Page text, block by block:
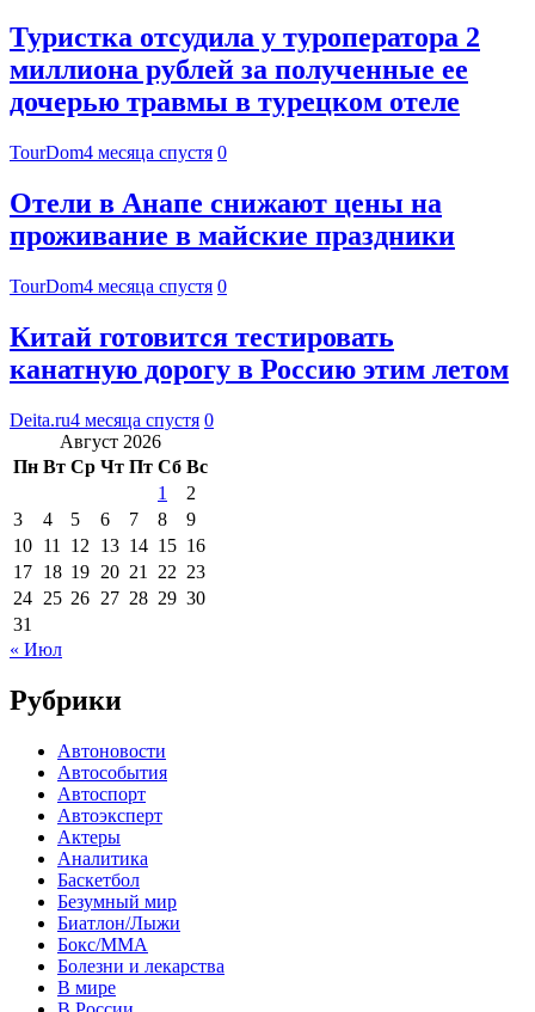
Туристка отсудила у туроператора 2
миллиона рублей за полученные ее
дочерью травмы в турецком отеле
TourDom4 месяца спустя 0
Отели в Анапе снижают цены на
проживание в майские праздники
TourDom4 месяца спустя 0
Китай готовится тестировать
канатную дорогу в Россию этим летом
Deita.ru4 месяца спустя 0
Август 2026
Пн Вт Ср Чт Пт Сб Вс
1
2
3
4 5 6 7 8
9
10 11 12 13 14 15 16
17 18 19 20 21 22 23
24 25 26 27 28 29 30
31
« Июл
Рубрики
Автоновости
Автособытия
Автоспорт
Автоэксперт
Актеры
Аналитика
Баскетбол
Безумный мир
Биатлон/Лыжи
Бокс/MMA
Болезни и лекарства
В мире